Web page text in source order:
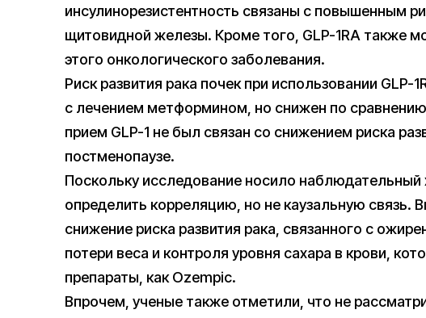
инсулинорезистентность связаны с повышенным
щитовидной железы. Кроме того, GLP-1RA также
этого онкологического заболевания.
Риск развития рака почек при использовании
с лечением метформином, но снижен по
прием GLP-1 не был связан со снижением риска
постменопаузе.
Поскольку исследование носило
определить корреляцию, но не каузальную связь.
снижение риска развития рака, связанного с
потери веса и контроля уровня сахара в крови,
препараты, как Ozempic.
Впрочем, ученые также отметили, что не